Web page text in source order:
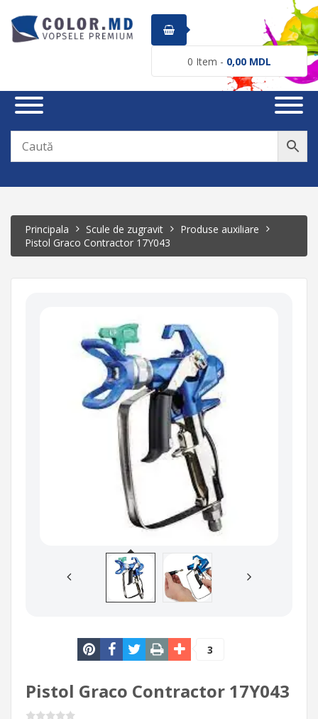
0 Item - 0,00 MDL
Principala Scule de zugravit
Produse auxiliare
Pistol Graco Contractor 17Y043
3
Pistol Graco Contractor 17Y043